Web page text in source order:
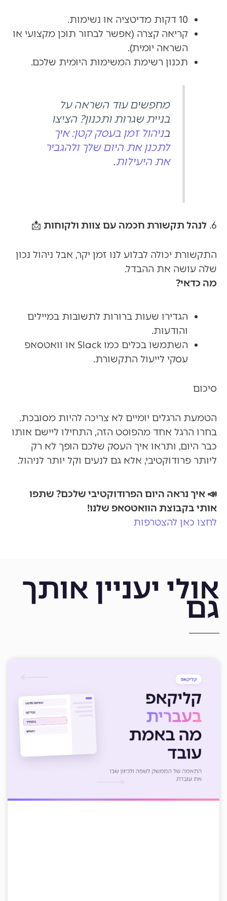
10 דקות מדיטציה או נשימות.
קריאה קצרה (אפשר לבחור תוכן מקצועי או
השראה יומית).
תכנון רשימת המשימות היומית שלכם.
מחפשים עוד השראה על
בניית שגרות ותכנון? הציצו
בניהול זמן בעסק קטן: איך
לתכנן את היום שלך ולהגביר
את היעילות.
6. לנהל תקשורת חכמה עם צוות ולקוחות 📩
התקשורת יכולה לבלוע לנו זמן יקר, אבל ניהול נכון
שלה עושה את ההבדל.
מה כדאי?
הגדירו שעות ברורות לתשובות במיילים
והודעות.
השתמשו בכלים כמו Slack או וואטסאפ
עסקי לייעול התקשורת.
סיכום
הטמעת הרגלים יומיים לא צריכה להיות מסובכת.
בחרו הרגל אחד מהפוסט הזה, התחילו ליישם אותו
כבר היום, ותראו איך העסק שלכם הופך לא רק
ליותר פרודוקטיבי, אלא גם לנעים וקל יותר לניהול.
📣 איך נראה היום הפרודוקטיבי שלכם? שתפו
אותי בקבוצת הוואטסאפ שלנו!
לחצו כאן להצטרפות
אולי יעניין אותך
גם